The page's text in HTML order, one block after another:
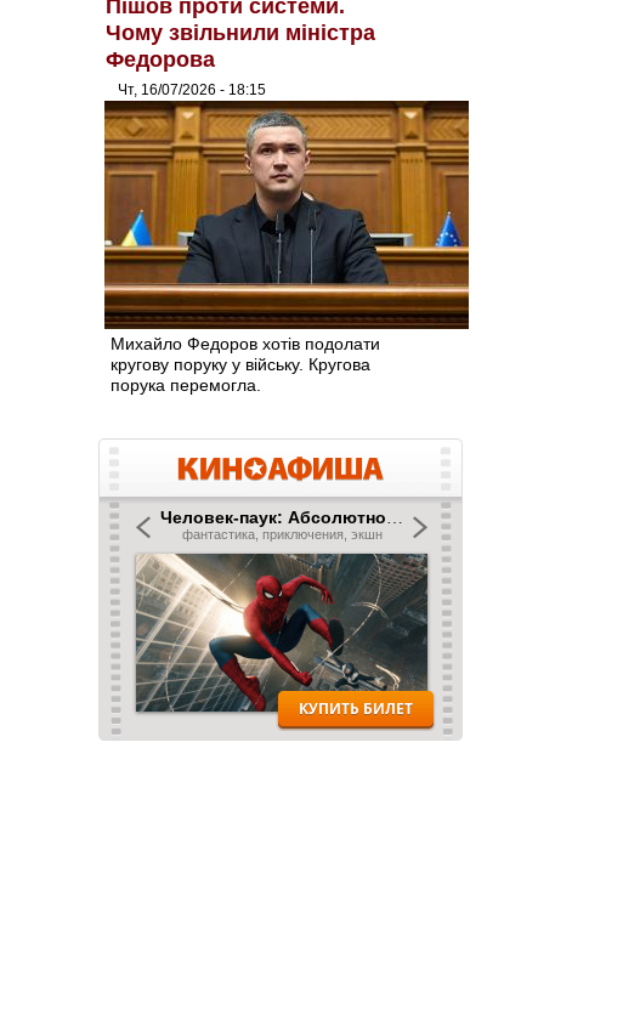
Пішов проти системи.
Чому звільнили міністра
Федорова
Чт, 16/07/2026 - 18:15
Михайло Федоров хотів подолати
кругову поруку у війську. Кругова
порука перемогла.